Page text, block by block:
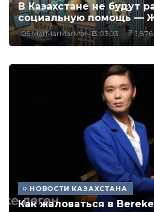
В Казахстане не будут
социальную помощь —
05 MarMarMarMar, 13:0303
НОВОСТИ КАЗАХСТАНА
Как жаловаться в Bereke